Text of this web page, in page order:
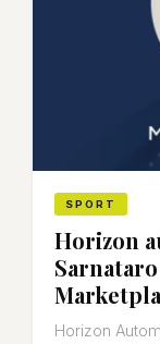
SPORT
Horizon
Horizon